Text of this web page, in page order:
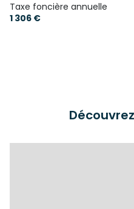
Taxe foncière annuelle
1 306 €